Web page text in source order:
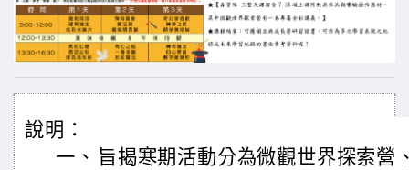
說明：
一、 旨揭寒期活動分為微觀世界探索營